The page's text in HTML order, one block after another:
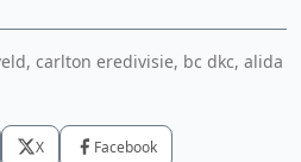
carlton eredivisie, bc dkc, alida
X Facebook